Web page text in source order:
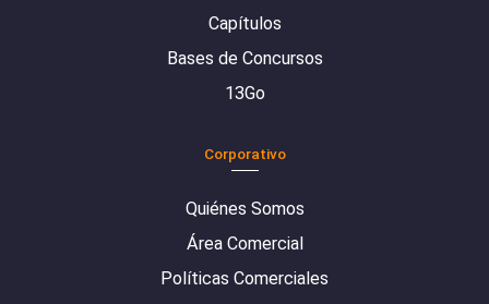
Capítulos
Bases de Concursos
13Go
Corporativo
Quiénes Somos
Área Comercial
Políticas Comerciales